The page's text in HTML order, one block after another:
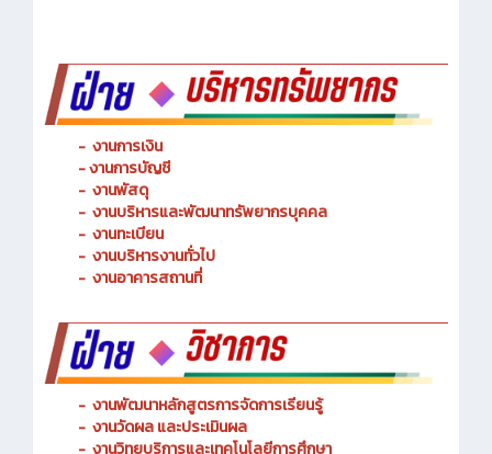
- งานการเงิน
-งานการบัญชี
- งานพัสดุ
- งานบริหารและพัฒนาทรัพยากรบุคคล
- งานทะเบียน
- งานบริหารงานทั่วไป
- งานอาคารสถานที่
- งานพัฒนาหลักสูตรการจัดการเรียนรู้
- งานวัดผล และประเมินผล
- งานวิทยบริการและเทคโนโลยีการศึกษา